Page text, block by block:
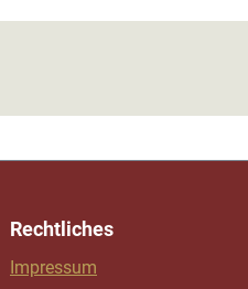
Rechtliches
Impressum